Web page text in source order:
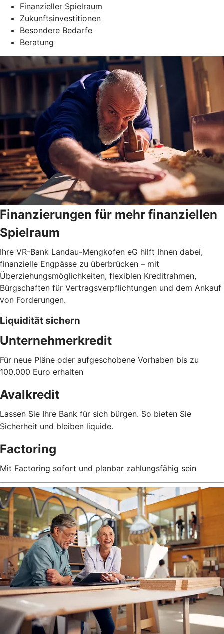
Finanzieller Spielraum
Zukunftsinvestitionen
Besondere Bedarfe
Beratung
Finanzierungen für mehr finanziellen
Spielraum
Ihre VR-Bank Landau-Mengkofen eG hilft Ihnen dabei,
finanzielle Engpässe zu überbrücken – mit
Überziehungsmöglichkeiten, flexiblen Kreditrahmen,
Bürgschaften für Vertragsverpflichtungen und dem Ankauf
von Forderungen.
Liquidität sichern
Unternehmerkredit
Für neue Pläne oder aufgeschobene Vorhaben bis zu
100.000 Euro erhalten
Avalkredit
Lassen Sie Ihre Bank für sich bürgen. So bieten Sie
Sicherheit und bleiben liquide.
Factoring
Mit Factoring sofort und planbar zahlungsfähig sein